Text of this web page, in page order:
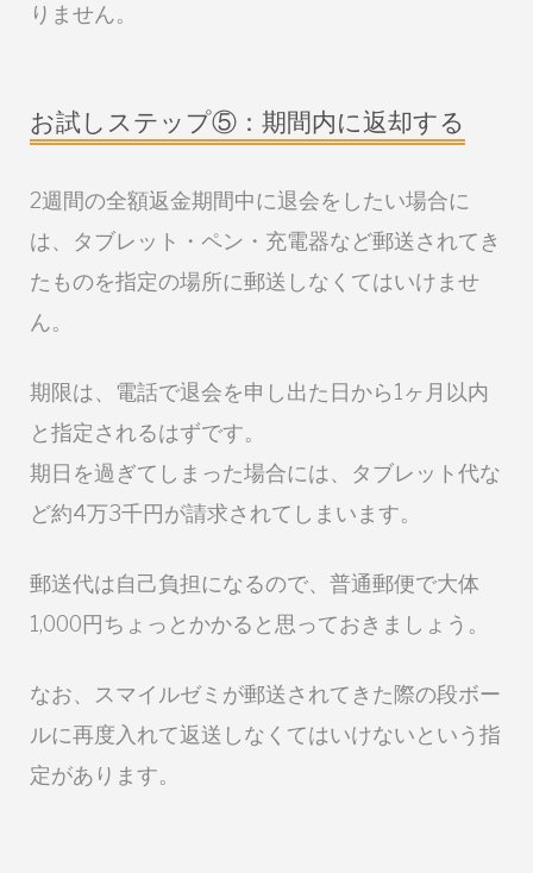
りません。
お試しステップ⑤：期間内に返却する
2週間の全額返金期間中に退会をしたい場合に
は、タブレット・ペン・充電器など郵送されてき
たものを指定の場所に郵送しなくてはいけませ
ん。
期限は、電話で退会を申し出た日から1ヶ月以内
と指定されるはずです。
期日を過ぎてしまった場合には、タブレット代な
ど約4万3千円が請求されてしまいます。
郵送代は自己負担になるので、普通郵便で大体
1,000円ちょっとかかると思っておきましょう。
なお、スマイルゼミが郵送されてきた際の段ボー
ルに再度入れて返送しなくてはいけないという指
定があります。